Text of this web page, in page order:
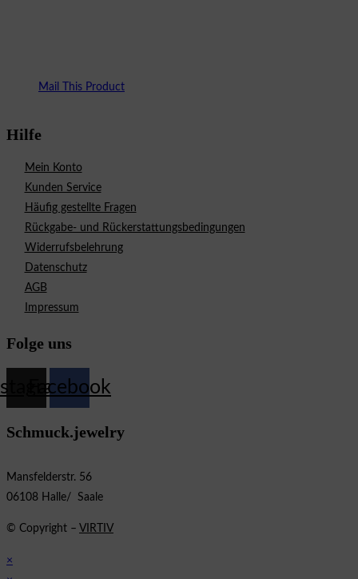
Mail This Product
Hilfe
Mein Konto
Kunden Service
Häufig gestellte Fragen
Rückgabe- und Rückerstattungsbedingungen
Widerrufsbelehrung
Datenschutz
AGB
Impressum
Folge uns
Facebook
Schmuck.jewelry
Mansfelderstr. 56
06108 Halle/ Saale
© Copyright – VIRTIV
×